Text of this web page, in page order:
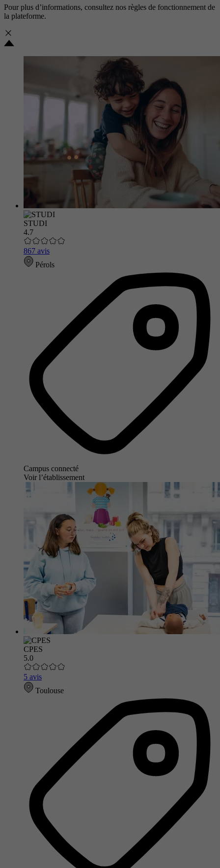
Pour plus d’informations, consultez nos règles de fonctionnement de
la plateforme.
STUDI
4.7
867 avis
Pérols
Campus connecté
Voir l’établissement
CPES
5.0
5 avis
Toulouse